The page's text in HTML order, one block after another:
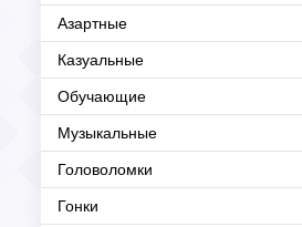
Азартные
Казуальные
Обучающие
Музыкальные
Головоломки
Гонки